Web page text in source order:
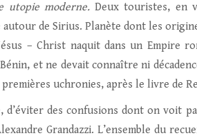
utopie moderne.Deux touristes, en
de Sirius. Planète dont les
– Christ naquit dans un Empire
et ne devait connaître ni
uchronies, après le livre de
des confusions dont on voit
Grandazzi. L’ensemble du